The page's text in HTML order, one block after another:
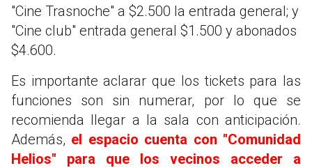
"Cine Trasnoche" a $2.500 la entrada general; y
"Cine club" entrada general $1.500 y abonados
$4.600.
Es importante aclarar que los tickets para las
funciones son sin numerar, por lo que se
recomienda llegar a la sala con anticipación.
Además, el espacio cuenta con "Comunidad
Helios" para que los vecinos acceder a